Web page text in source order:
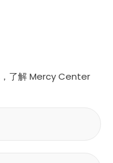
，了解 Mercy Center